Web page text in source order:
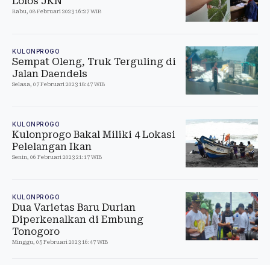
Rabu, 08 Februari 2023 16:27 WIB
KULONPROGO
Sempat Oleng, Truk Terguling di
Jalan Daendels
Selasa, 07 Februari 2023 18:47 WIB
KULONPROGO
Kulonprogo Bakal Miliki 4 Lokasi
Pelelangan Ikan
Senin, 06 Februari 2023 21:17 WIB
KULONPROGO
Dua Varietas Baru Durian
Diperkenalkan di Embung
Tonogoro
Minggu, 05 Februari 2023 16:47 WIB